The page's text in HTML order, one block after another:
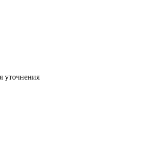
уточнения